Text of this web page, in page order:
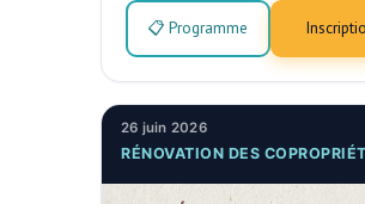
📋 Programme
26 juin 2026
RÉNOVATION DES